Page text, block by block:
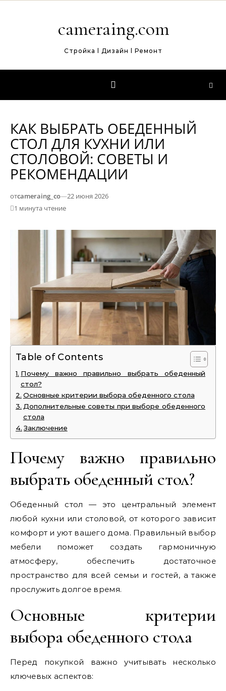
cameraing.com
Стройка l Дизайн l Ремонт
КАК ВЫБРАТЬ ОБЕДЕННЫЙ
СТОЛ ДЛЯ КУХНИ ИЛИ
СТОЛОВОЙ: СОВЕТЫ И
РЕКОМЕНДАЦИИ
отcameraing_co—22 июня 2026
1 минута чтение
Table of Contents
Почему важно правильно выбрать обеденный
стол?
Основные критерии выбора обеденного стола
Дополнительные советы при выборе обеденного
стола
Заключение
Почему важно правильно
выбрать обеденный стол?
Обеденный стол — это центральный элемент
любой кухни или столовой, от которого зависит
комфорт и уют вашего дома. Правильный выбор
мебели поможет создать гармоничную
атмосферу, обеспечить достаточное
пространство для всей семьи и гостей, а также
прослужить долгое время.
Основные критерии
выбора обеденного стола
Перед покупкой важно учитывать несколько
ключевых аспектов: